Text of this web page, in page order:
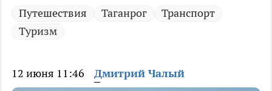
Путешествия Таганрог
Транспорт
Туризм
12 июня 11:46 Дмитрий Чалый